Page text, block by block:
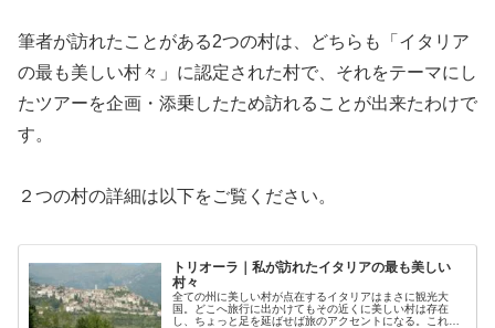
筆者が訪れたことがある2つの村は、どちらも「イタリア
の最も美しい村々」に認定された村で、それをテーマにし
たツアーを企画・添乗したため訪れることが出来たわけで
す。
２つの村の詳細は以下をご覧ください。
トリオーラ｜私が訪れたイタリアの最も美しい
村々
全ての州に美しい村が点在するイタリアはまさに観光大
国。どこへ旅行に出かけてもその近くに美しい村は存在
し、ちょっと足を延ばせば旅のアクセントになる。これか